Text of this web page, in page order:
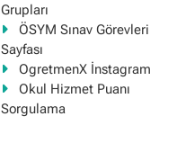
Grupları
ÖSYM Sınav Görevleri
Sayfası
OgretmenX İnstagram
Okul Hizmet Puanı
Sorgulama